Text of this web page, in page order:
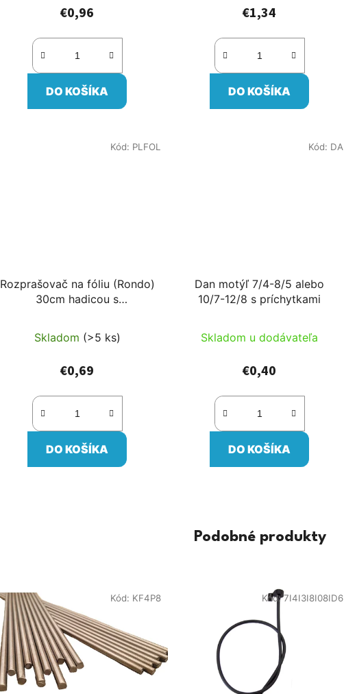
€0,96
DO KOŠÍKA
€1,34
DO KOŠÍKA
Rozprašovač na fóliu (Rondo)
30cm hadicou s
Skladom (>5 ks)
€0,69
DO KOŠÍKA
Kód: PLFOL
Dan motýľ 7/4-8/5 alebo
10/7-12/8 s príchytkami
Skladom u dodávateľa
€0,40
DO KOŠÍKA
Kód: DA
Podobné produkty
Kód: KF4P8 Kód:7I4I3I8I08ID6